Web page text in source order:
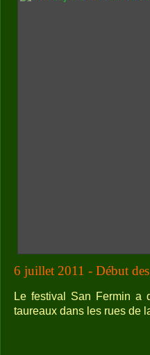
6 juillet 2011 - Début
Le festival San Fermin a
taureaux dans les rues de